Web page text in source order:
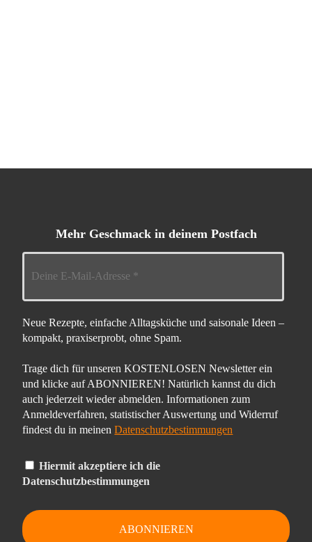
Mehr Geschmack in deinem Postfach
Neue Rezepte, einfache Alltagsküche und saisonale Ideen –
kompakt, praxiserprobt, ohne Spam.
Trage dich für unseren KOSTENLOSEN Newsletter ein
und klicke auf ABONNIEREN! Natürlich kannst du dich
auch jederzeit wieder abmelden. Informationen zum
Anmeldeverfahren, statistischer Auswertung und Widerruf
findest du in meinenDatenschutzbestimmungen
Hiermit akzeptiere ich die
Datenschutzbestimmungen